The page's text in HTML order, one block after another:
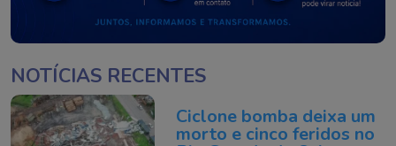
NOTÍCIAS RECENTES
Ciclone bomba deixa um
morto e cinco feridos no